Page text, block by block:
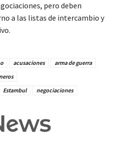
pero deben
a las listas de intercambio y
acusaciones
arma de guerra
Estambul negociaciones